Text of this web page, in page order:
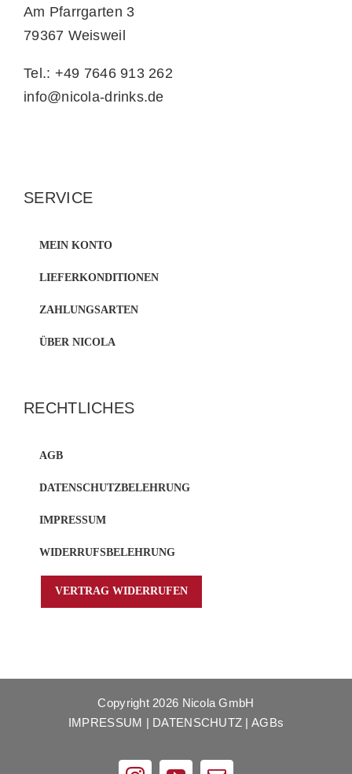
Am Pfarrgarten 3
79367 Weisweil
Tel.: +49 7646 913 262
info@nicola-drinks.de
SERVICE
MEIN KONTO
LIEFERKONDITIONEN
ZAHLUNGSARTEN
ÜBER NICOLA
RECHTLICHES
AGB
DATENSCHUTZBELEHRUNG
IMPRESSUM
WIDERRUFSBELEHRUNG
VERTRAG WIDERRUFEN
Copyright 2026 Nicola GmbH
IMPRESSUM | DATENSCHUTZ | AGBs